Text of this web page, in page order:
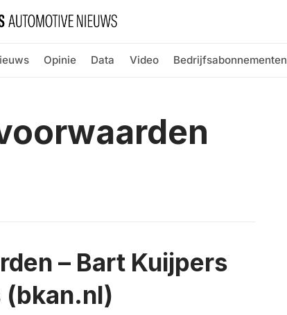
Opinie Data Video Bedrijfsabonnementen
– Bart Kuijpers